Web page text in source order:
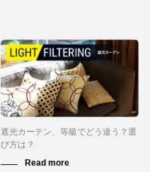
遮光カーテン、等級でどう違う？選
び方は？